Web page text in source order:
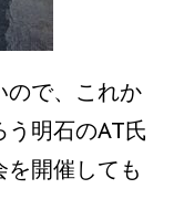
ので、これか
明石のAT氏
開催しても